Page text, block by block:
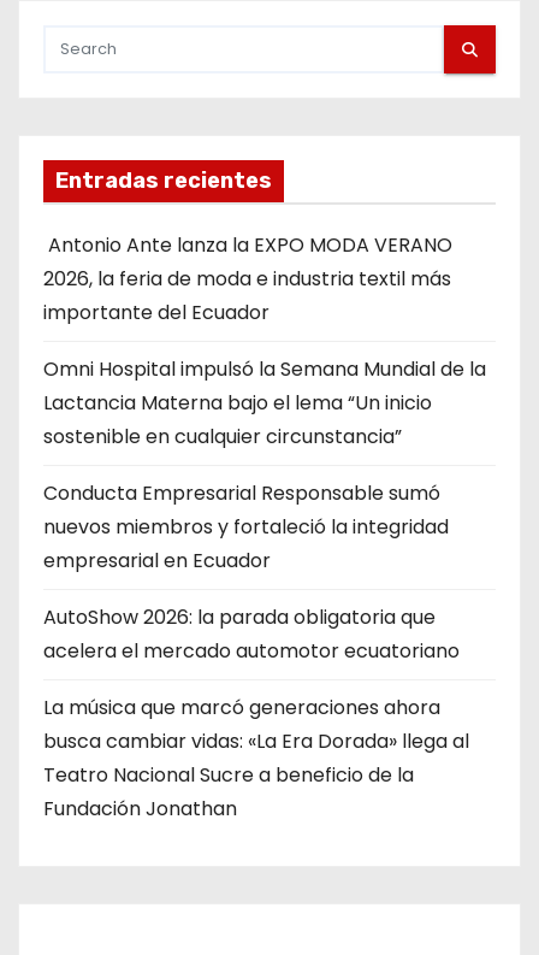
Entradas recientes
Antonio Ante lanza la EXPO MODA VERANO
2026, la feria de moda e industria textil más
importante del Ecuador
Omni Hospital impulsó la Semana Mundial de la
Lactancia Materna bajo el lema “Un inicio
sostenible en cualquier circunstancia”
Conducta Empresarial Responsable sumó
nuevos miembros y fortaleció la integridad
empresarial en Ecuador
AutoShow 2026: la parada obligatoria que
acelera el mercado automotor ecuatoriano
La música que marcó generaciones ahora
busca cambiar vidas: «La Era Dorada» llega al
Teatro Nacional Sucre a beneficio de la
Fundación Jonathan